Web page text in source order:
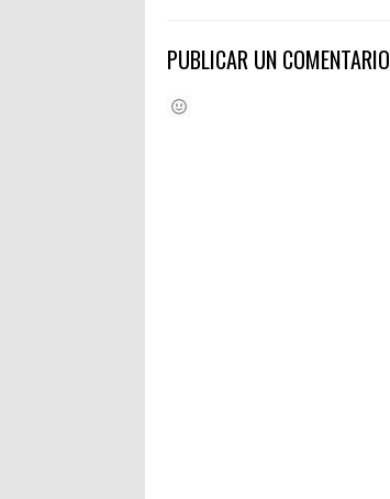
PUBLICAR UN COMENTARIO